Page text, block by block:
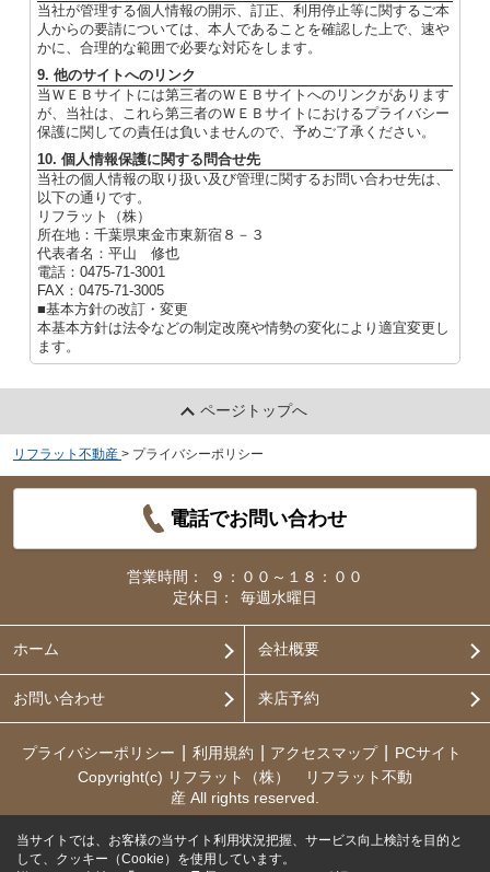
当社が管理する個人情報の開示、訂正、利用停止等に関するご本
人からの要請については、本人であることを確認した上で、速や
かに、合理的な範囲で必要な対応をします。
9. 他のサイトへのリンク
当ＷＥＢサイトには第三者のＷＥＢサイトへのリンクがあります
が、当社は、これら第三者のＷＥＢサイトにおけるプライバシー
保護に関しての責任は負いませんので、予めご了承ください。
10. 個人情報保護に関する問合せ先
当社の個人情報の取り扱い及び管理に関するお問い合わせ先は、
以下の通りです。
リフラット（株）
所在地：千葉県東金市東新宿８－３
代表者名：平山 修也
電話：0475-71-3001
FAX：0475-71-3005
■基本方針の改訂・変更
本基本方針は法令などの制定改廃や情勢の変化により適宜変更し
ます。
ページトップへ
リフラット不動産 > プライバシーポリシー
電話でお問い合わせ
営業時間：
９：００～１８：００
定休日：
毎週水曜日
ホーム 会社概要
お問い合わせ 来店予約
プライバシーポリシー 利用規約 アクセスマップ
PCサイト
Copyright(c) リフラット（株） リフラット不動
産 All rights reserved.
当サイトでは、お客様の当サイト利用状況把握、サービス向上検討を目的と
して、クッキー（Cookie）を使用しています。